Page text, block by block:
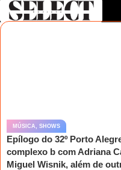
MÚSICA, SHOWS
Epílogo do 32º Porto
complexo b com Adriana
Miguel Wisnik, além de